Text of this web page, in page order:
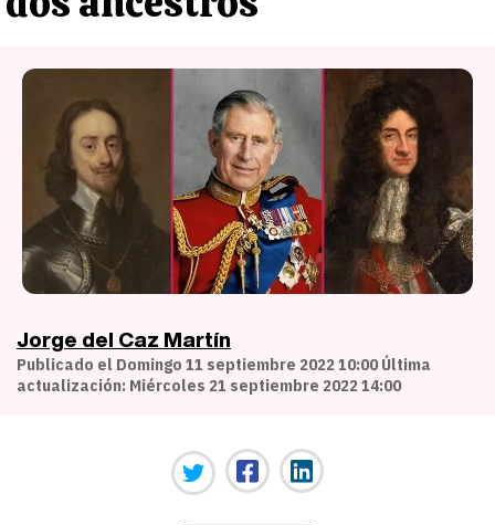
Jorge del Caz Martín
Publicado el Domingo 11 septiembre 2022 10:00 Última
actualización: Miércoles 21 septiembre 2022 14:00